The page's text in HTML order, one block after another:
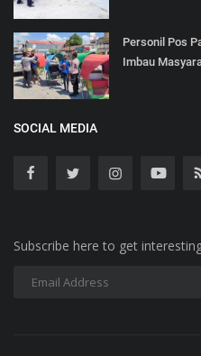
Personil Pos
Imbau
SOCIAL MEDIA
Subscribe here to get